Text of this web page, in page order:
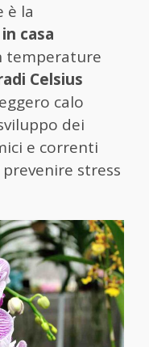
è la
casa
temperature
Celsius
calo
dei
e correnti
stress